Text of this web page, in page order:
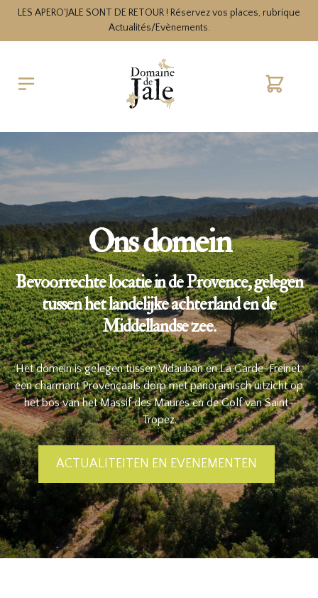
LES APERO'JALE SONT DE RETOUR ! Réservez vos places, rubrique
Actualités/Evènements.
Cart
Ons domein
Bevoorrechte locatie in de Provence, gelegen
tussen het landelijke achterland en de
Middellandse zee.
Het domein is gelegen tussen Vidauban en La Garde-Freinet,
een charmant Provençaals dorp met panoramisch uitzicht op
het bos van het Massif des Maures en de Golf van Saint-
Tropez.
ACTUALITEITEN EN EVENEMENTEN